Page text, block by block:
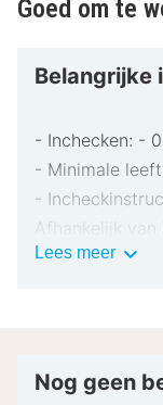
Goed om te
Belangrijke
- Inchecken: -
- Minimale
-
Afhankelijk
extra personen
pinpas of
Lees meer
Nog geen